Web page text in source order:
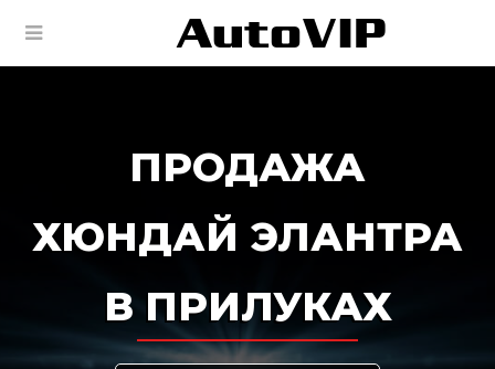
ПРОДАЖА
ХЮНДАЙ ЭЛАНТРА
В ПРИЛУКАХ